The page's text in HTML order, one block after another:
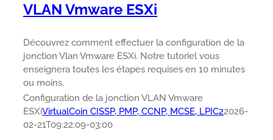
VLAN Vmware ESXi
Découvrez comment effectuer la configuration de la
jonction Vlan Vmware ESXi. Notre tutoriel vous
enseignera toutes les étapes requises en 10 minutes
ou moins.
Configuration de la jonction VLAN Vmware
ESXiVirtualCoin CISSP, PMP, CCNP, MCSE, LPIC22026-
02-21T09:22:09-03:00